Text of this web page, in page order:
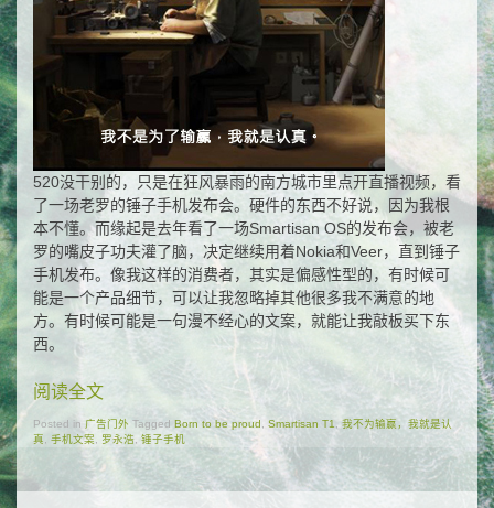
520没干别的，只是在狂风暴雨的南方城市里点开直播视频，看
了一场老罗的锤子手机发布会。硬件的东西不好说，因为我根
本不懂。而缘起是去年看了一场Smartisan OS的发布会，被老
罗的嘴皮子功夫灌了脑，决定继续用着Nokia和Veer，直到锤子
手机发布。像我这样的消费者，其实是偏感性型的，有时候可
能是一个产品细节，可以让我忽略掉其他很多我不满意的地
方。有时候可能是一句漫不经心的文案，就能让我敲板买下东
西。
阅读全文
Posted in 广告门外 Tagged Born to be proud Smartisan T1
我不为输赢，我就是认
真
手机文案 罗永浩 锤子手机